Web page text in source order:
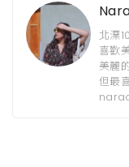
北漂
喜歡
美麗
但最